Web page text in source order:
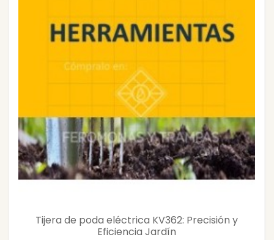
Tijera de poda eléctrica KV362: Precisión y
Eficiencia Jardín